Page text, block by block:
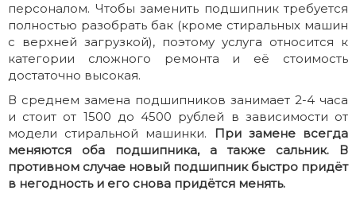
персоналом. Чтобы заменить подшипник требуется
полностью разобрать бак (кроме стиральных машин
с верхней загрузкой), поэтому услуга относится к
категории сложного ремонта и её стоимость
достаточно высокая.
В среднем замена подшипников занимает 2-4 часа
и стоит от 1500 до 4500 рублей в зависимости от
модели стиральной машинки. При замене всегда
меняются оба подшипника, а также сальник. В
противном случае новый подшипник быстро придёт
в негодность и его снова придётся менять.